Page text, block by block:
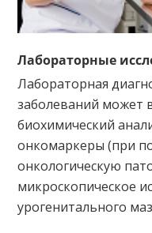
Лабораторные
Лабораторная
заболеваний может
биохимический
онкомаркеры (при
онкологическую
микроскопическое
урогенитального